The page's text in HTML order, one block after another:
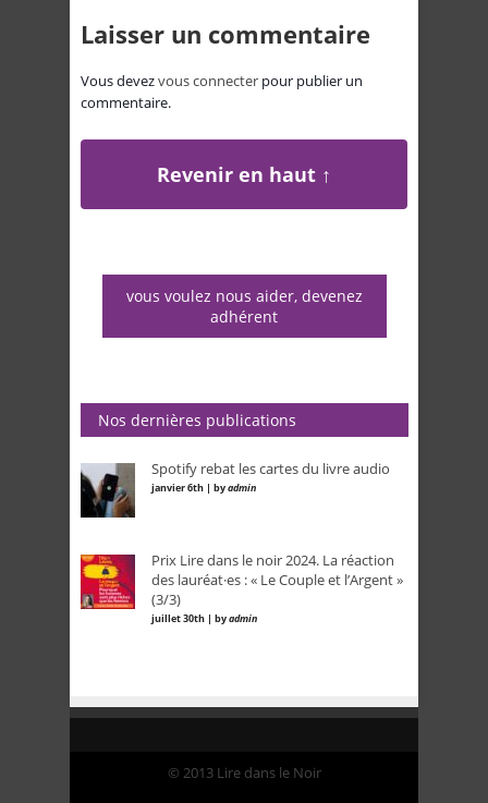
Laisser un commentaire
Vous devezvous connecter pour publier un
commentaire.
Revenir en haut ↑
vous voulez nous aider, devenez
adhérent
Nos dernières publications
Spotify rebat les cartes du livre audio
janvier 6th | byadmin
Prix Lire dans le noir 2024. La réaction
des lauréat·es : « Le Couple et l’Argent »
(3/3)
juillet 30th | byadmin
© 2013 Lire dans le Noir